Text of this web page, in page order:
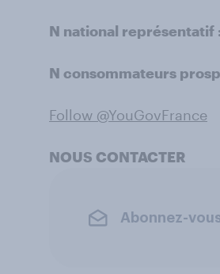
N national représentatif
N consommateurs
Follow @YouGovFrance
NOUS CONTACTER
Abonnez-